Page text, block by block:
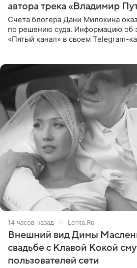
автора трека «Владимир
Счета блогера Дани Милохина
по решению суда. Информацию об
«Пятый канал» в своем Telegram-
14 часов назад Lenta.Ru
Внешний вид Димы
свадьбе с Клавой Кокой
пользователей сети